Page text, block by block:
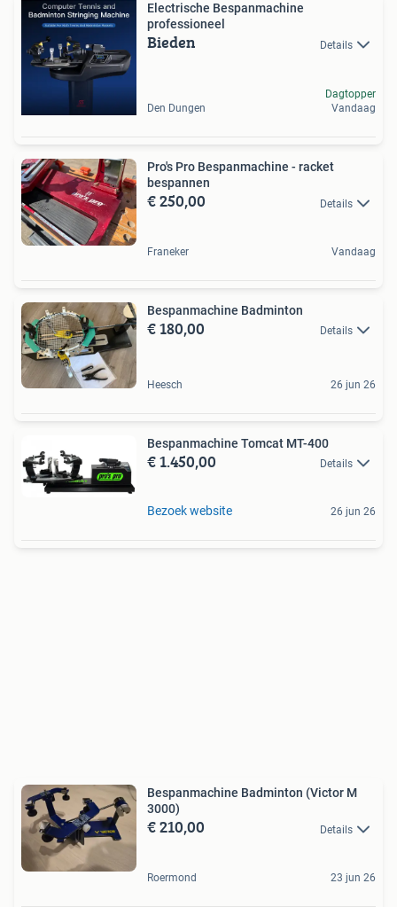
Electrische Bespanmachine
professioneel
Bieden Details
Den Dungen
Dagtopper
Vandaag
Pro's Pro Bespanmachine - racket
bespannen
€ 250,00 Details
Franeker Vandaag
Bespanmachine Badminton
€ 180,00 Details
Heesch 26 jun 26
Bespanmachine Tomcat MT-400
€ 1.450,00 Details
Bezoek website 26 jun 26
Bespanmachine Badminton (Victor M
3000)
€ 210,00 Details
Roermond 23 jun 26